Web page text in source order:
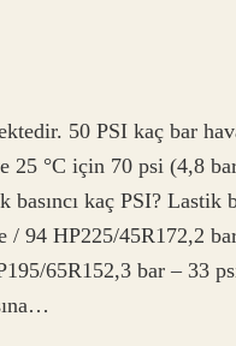
50 PSI kaç bar
25 °C için 70 psi (4,8
kaç PSI? Lastik
94 HP225/45R172,2
65R152,3 bar – 33